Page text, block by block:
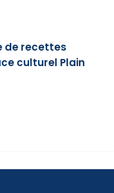
de recettes
culturel Plain